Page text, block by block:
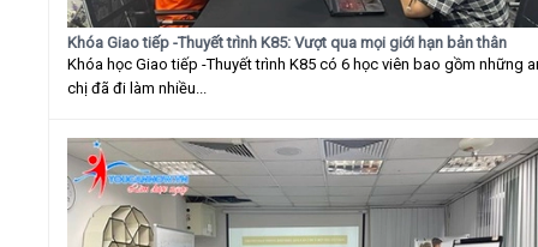
Khóa Giao tiếp -Thuyết trình K85: Vượt qua mọi giới hạn bản thân
Khóa học Giao tiếp -Thuyết trình K85 có 6 học viên bao gồm những
chị đã đi làm nhiều...